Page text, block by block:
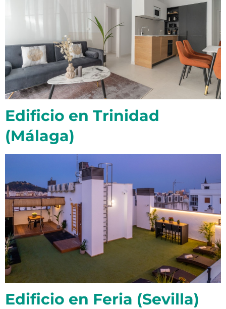
Edificio en Trinidad
(Málaga)
Edificio en Feria (Sevilla)